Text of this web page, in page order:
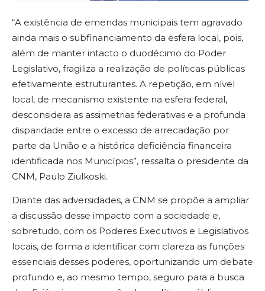
“A existência de emendas municipais tem agravado
ainda mais o subfinanciamento da esfera local, pois,
além de manter intacto o duodécimo do Poder
Legislativo, fragiliza a realização de políticas públicas
efetivamente estruturantes. A repetição, em nível
local, de mecanismo existente na esfera federal,
desconsidera as assimetrias federativas e a profunda
disparidade entre o excesso de arrecadação por
parte da União e a histórica deficiência financeira
identificada nos Municípios”, ressalta o presidente da
CNM, Paulo Ziulkoski.
Diante das adversidades, a CNM se propõe a ampliar
a discussão desse impacto com a sociedade e,
sobretudo, com os Poderes Executivos e Legislativos
locais, de forma a identificar com clareza as funções
essenciais desses poderes, oportunizando um debate
profundo e, ao mesmo tempo, seguro para a busca